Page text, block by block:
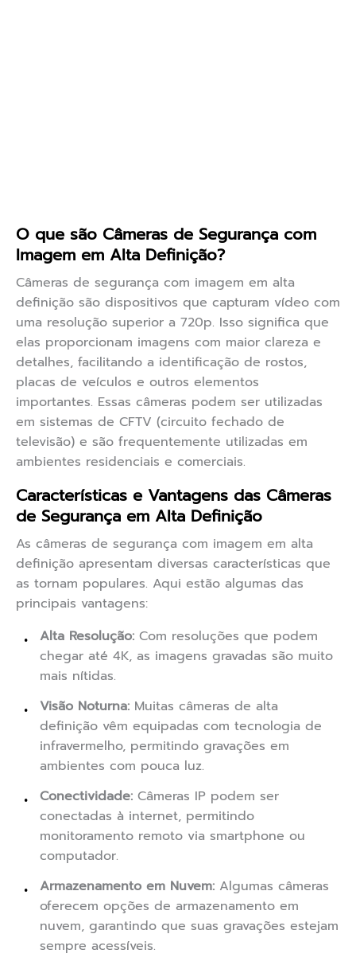
O que são Câmeras de Segurança com
Imagem em Alta Definição?
Câmeras de segurança com imagem em alta
definição são dispositivos que capturam vídeo com
uma resolução superior a 720p. Isso significa que
elas proporcionam imagens com maior clareza e
detalhes, facilitando a identificação de rostos,
placas de veículos e outros elementos
importantes. Essas câmeras podem ser utilizadas
em sistemas de CFTV (circuito fechado de
televisão) e são frequentemente utilizadas em
ambientes residenciais e comerciais.
Características e Vantagens das Câmeras
de Segurança em Alta Definição
As câmeras de segurança com imagem em alta
definição apresentam diversas características que
as tornam populares. Aqui estão algumas das
principais vantagens:
Alta Resolução: Com resoluções que podem
chegar até 4K, as imagens gravadas são muito
mais nítidas.
Visão Noturna: Muitas câmeras de alta
definição vêm equipadas com tecnologia de
infravermelho, permitindo gravações em
ambientes com pouca luz.
Conectividade: Câmeras IP podem ser
conectadas à internet, permitindo
monitoramento remoto via smartphone ou
computador.
Armazenamento em Nuvem: Algumas câmeras
oferecem opções de armazenamento em
nuvem, garantindo que suas gravações estejam
sempre acessíveis.